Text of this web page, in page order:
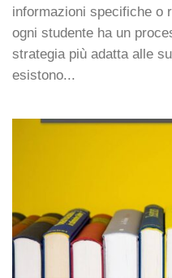
informazioni specifiche o
ogni studente ha un
strategia più adatta alle
esistono...